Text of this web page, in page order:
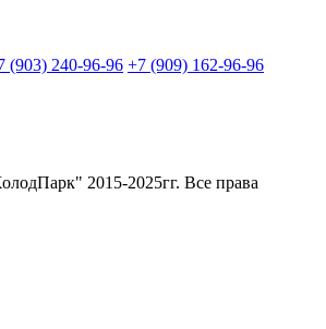
(903) 240-96-96 +7 (909) 162-96-96
2015-2025гг. Все права